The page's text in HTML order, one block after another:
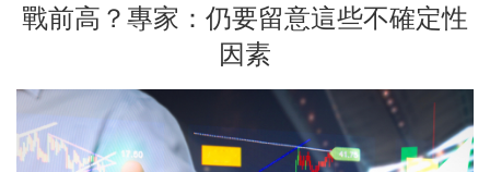
戰前高？專家：仍要留意這些不確定性
因素